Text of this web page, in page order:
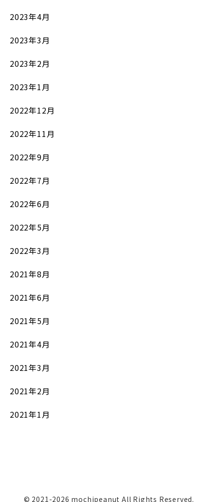
2023年4月
2023年3月
2023年2月
2023年1月
2022年12月
2022年11月
2022年9月
2022年7月
2022年6月
2022年5月
2022年3月
2021年8月
2021年6月
2021年5月
2021年4月
2021年3月
2021年2月
2021年1月
© 2021-2026 mochipeanut All Rights Reserved.